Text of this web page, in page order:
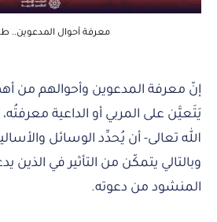
معرفة أحوال المدعوين..
إنّ معرفة المدعوين وأحوالهم من
يَتَعيَّن على المربي أو الداعية
الله تعالى- أن يُحدِّد الوسائل
وبالتالي يتمكّن من التأثير في
المنشود من دعوته.